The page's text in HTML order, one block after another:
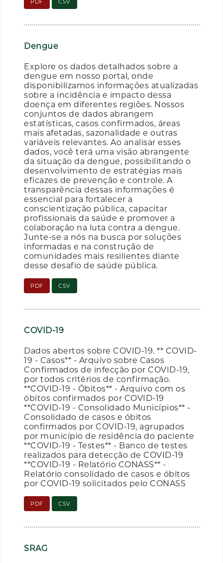
PDF CSV
Dengue
Explore os dados detalhados sobre a
dengue em nosso portal, onde
disponibilizamos informações atualizadas
sobre a incidência e impacto dessa
doença em diferentes regiões. Nossos
conjuntos de dados abrangem
estatísticas, casos confirmados, áreas
mais afetadas, sazonalidade e outras
variáveis relevantes. Ao analisar esses
dados, você terá uma visão abrangente
da situação da dengue, possibilitando o
desenvolvimento de estratégias mais
eficazes de prevenção e controle. A
transparência dessas informações é
essencial para fortalecer a
conscientização pública, capacitar
profissionais da saúde e promover a
colaboração na luta contra a dengue.
Junte-se a nós na busca por soluções
informadas e na construção de
comunidades mais resilientes diante
desse desafio de saúde pública.
PDF CSV
COVID-19
Dados abertos sobre COVID-19. ** COVID-
19 - Casos** - Arquivo sobre Casos
Confirmados de infecção por COVID-19,
por todos critérios de confirmação.
**COVID-19 - Óbitos** - Arquivo com os
óbitos confirmados por COVID-19
**COVID-19 - Consolidado Municípios** -
Consolidado de casos e óbitos
confirmados por COVID-19, agrupados
por município de residência do paciente
**COVID-19 - Testes** - Banco de testes
realizados para detecção de COVID-19
**COVID-19 - Relatório CONASS** -
Relatório consolidado de casos e óbitos
por COVID-19 solicitados pelo CONASS
PDF CSV
SRAG